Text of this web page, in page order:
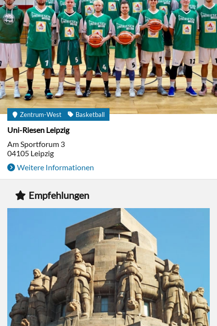
Zentrum-West Basketball
Uni-Riesen Leipzig
Am Sportforum 3
04105 Leipzig
Weitere Informationen
Empfehlungen